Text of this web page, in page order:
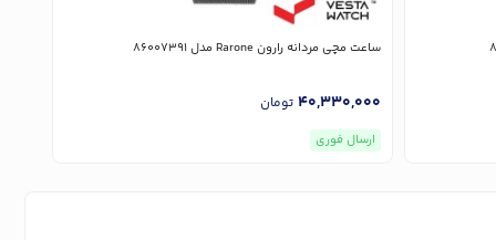
ساعت مچی مردانه رارون Rarone مدل 86007391
40,330,000 تومان
ارسال فوری